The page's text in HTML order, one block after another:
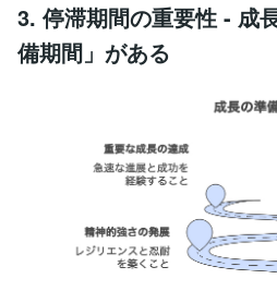
3. 停滞期間の重要性 - 成
備期間」がある